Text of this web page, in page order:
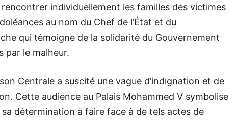
individuellement les familles des victimes
au nom du Chef de l’État et du
qui témoigne de la solidarité du Gouvernement
par le malheur.
Centrale a suscité une vague d’indignation et de
Cette audience au Palais Mohammed V symbolise
sa détermination à faire face à de tels actes de